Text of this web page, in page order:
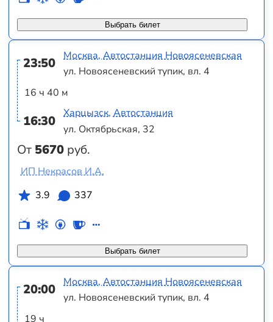
Выбрать билет
23:50
16 ч 40 м
16:30
От 5670 руб.
Москва, Автостанция Новоясеневская
ул. Новоясеневский тупик, вл. 4
Харцызск, Автостанция
ул. Октябрьская, 32
Выбрать билет
ИП Некрасов И.А.
3.9
337
20:00
19 ч
Москва, Автостанция Новоясеневская
ул. Новоясеневский тупик, вл. 4